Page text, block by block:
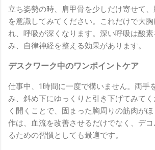
立ち姿勢の時、肩甲骨を少しだけ寄せて
を意識してみてください。これだけで大
れ、呼吸が深くなります。深い呼吸は酸
み、自律神経を整える効果があります。
デスクワーク中のワンポイントケア
仕事中、1時間に一度で構いません。両手
み、斜め下にゆっくりと引き下げてみて
く開くことで、固まった胸周りの筋肉が
作は、血流を改善させるだけでなく、デ
るための習慣としても最適です。